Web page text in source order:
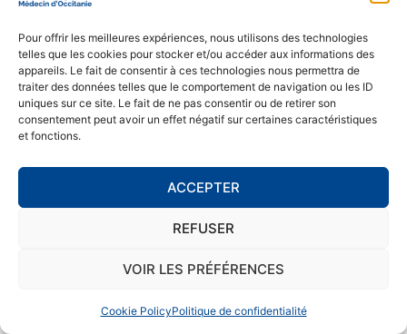
Pour offrir les meilleures expériences, nous utilisons des technologies
telles que les cookies pour stocker et/ou accéder aux informations des
appareils. Le fait de consentir à ces technologies nous permettra de
traiter des données telles que le comportement de navigation ou les ID
uniques sur ce site. Le fait de ne pas consentir ou de retirer son
consentement peut avoir un effet négatif sur certaines caractéristiques
et fonctions.
ACCEPTER
REFUSER
VOIR LES PRÉFÉRENCES
Cookie PolicyPolitique de confidentialité
CONTACT
MENTIONS LÉGALES
POLITIQUE DE CONFIDENTIALITÉ
COOKIE POLICY (EU)
MONTPELLIER